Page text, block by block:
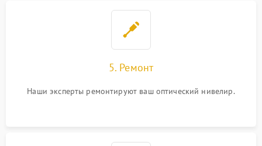
5. Ремонт
Наши эксперты ремонтируют ваш оптический нивелир.